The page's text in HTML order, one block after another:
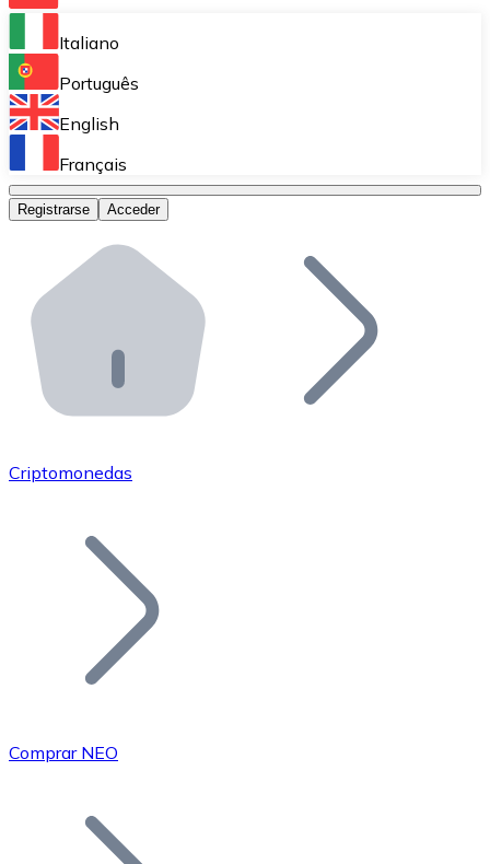
Bitnovo Ramp
Integra nuestra solución en tu plataforma.
Bitnovo Giftcards
Bitnovo OTC
Bitnovo ATM
Integra un ATM Bitnovo en tu negocio y permite que
Bitnovo API
Integra nuestra API en tu ecosistema.
Únete a nuestra red de distribuidores.
Añade tu proyecto a nuestro ecosistema.
Bitcoin
Italiano
Português
English
Français
Registrarse Acceder
Criptomonedas
Comprar NEO